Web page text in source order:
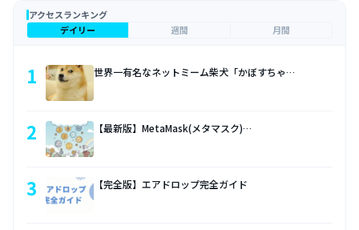
アクセスランキング
デイリー
週間 月間
1 世界一有名なネットミーム柴犬「かぼすちゃ…
2 【最新版】MetaMask(メタマスク)…
3 【完全版】エアドロップ完全ガイド